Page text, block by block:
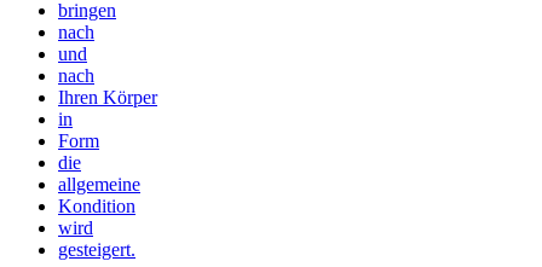
bringen
nach
und
nach
Ihren Körper
in
Form
die
allgemeine
Kondition
wird
gesteigert.